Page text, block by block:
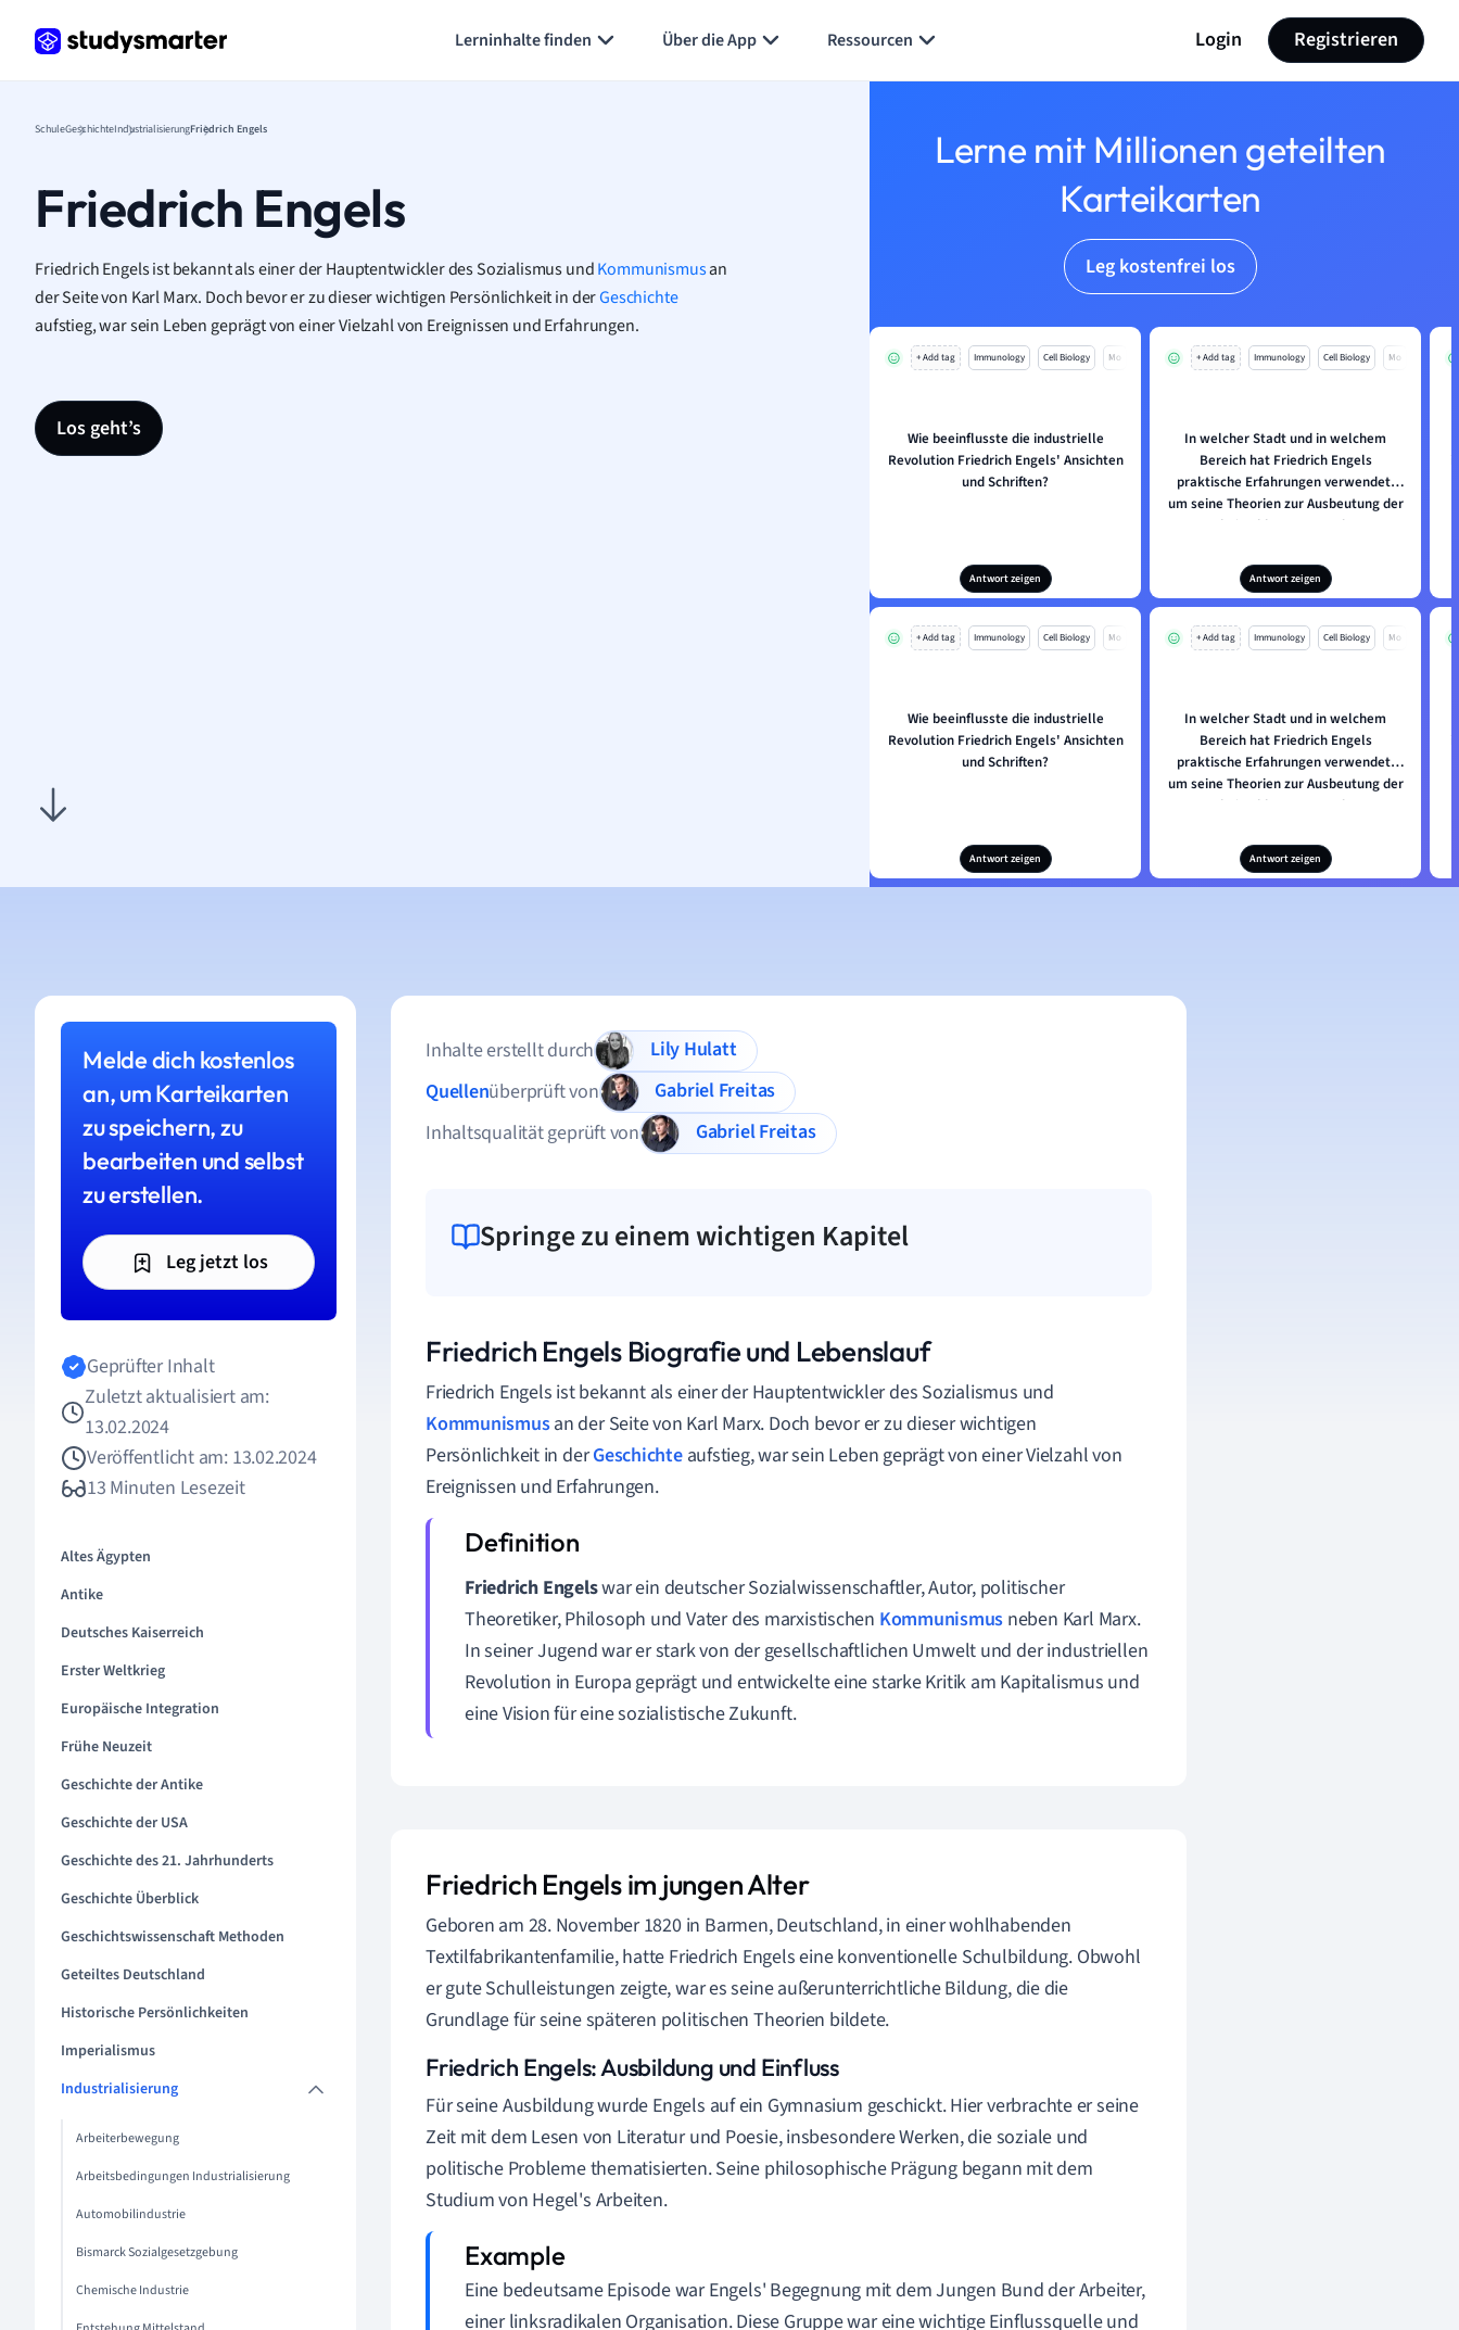
Lerninhalte finden Über die App Ressourcen Login Registrieren
SchuleGeschichteIndustrialisierungFriedrich Engels
Friedrich Engels
Friedrich Engels ist bekannt als einer der Hauptentwickler des Sozialismus undKommunismusan
der Seite von Karl Marx. Doch bevor er zu dieser wichtigen Persönlichkeit in derGeschichte
aufstieg, war sein Leben geprägt von einer Vielzahl von Ereignissen und Erfahrungen.
Los geht’s
Lerne mit Millionen geteilten
Karteikarten
Leg kostenfrei los
+ Add tag Immunology Cell Biology Mo
Wie beeinflusste die industrielle
Revolution Friedrich Engels' Ansichten
und Schriften?
Antwort zeigen
+ Add tag Immunology Cell Biology Mo
In welcher Stadt und in welchem
Bereich hat Friedrich Engels
praktische Erfahrungen verwendet,
um seine Theorien zur Ausbeutung der
Arbeiterklasse unter dem
entwickeln?
Antwort zeigen
+ Add tag Immunology Cell Biology Mo
Wie beeinflusste die industrielle
Revolution Friedrich Engels' Ansichten
und Schriften?
Antwort zeigen
+ Add tag Immunology Cell Biology Mo
In welcher Stadt und in welchem
Bereich hat Friedrich Engels
praktische Erfahrungen verwendet,
um seine Theorien zur Ausbeutung der
Arbeiterklasse unter dem
entwickeln?
Antwort zeigen
Melde dich kostenlos
an, um Karteikarten
zu speichern, zu
bearbeiten und selbst
zu erstellen.
Leg jetzt los
Geprüfter Inhalt
Zuletzt aktualisiert am:
13.02.2024
Veröffentlicht am: 13.02.2024
13 Minuten Lesezeit
Altes Ägypten
Antike
Deutsches Kaiserreich
Erster Weltkrieg
Europäische Integration
Frühe Neuzeit
Geschichte der Antike
Geschichte der USA
Geschichte des 21. Jahrhunderts
Geschichte Überblick
Geschichtswissenschaft Methoden
Geteiltes Deutschland
Historische Persönlichkeiten
Imperialismus
Industrialisierung
Arbeiterbewegung
Arbeitsbedingungen Industrialisierung
Automobilindustrie
Bismarck Sozialgesetzgebung
Chemische Industrie
Inhalte erstellt durch
Lily Hulatt
Quellenüberprüft von
Gabriel Freitas
Inhaltsqualität geprüft von
Gabriel Freitas
Springe zu einem wichtigen Kapitel
Friedrich Engels Biografie und Lebenslauf
Friedrich Engels ist bekannt als einer der Hauptentwickler des Sozialismus und
Kommunismusan der Seite von Karl Marx. Doch bevor er zu dieser wichtigen
Persönlichkeit in derGeschichteaufstieg, war sein Leben geprägt von einer Vielzahl von
Ereignissen und Erfahrungen.
Friedrich Engelswar ein deutscher Sozialwissenschaftler, Autor, politischer
Theoretiker, Philosoph und Vater des marxistischen Kommunismus neben Karl Marx.
In seiner Jugend war er stark von der gesellschaftlichen Umwelt und der industriellen
Revolution in Europa geprägt und entwickelte eine starke Kritik am Kapitalismus und
eine Vision für eine sozialistische Zukunft.
Friedrich Engels im jungen Alter
Geboren am 28. November 1820 in Barmen, Deutschland, in einer wohlhabenden
Textilfabrikantenfamilie, hatte Friedrich Engels eine konventionelle Schulbildung. Obwohl
er gute Schulleistungen zeigte, war es seine außerunterrichtliche Bildung, die die
Grundlage für seine späteren politischen Theorien bildete.
Friedrich Engels: Ausbildung und Einfluss
Für seine Ausbildung wurde Engels auf ein Gymnasium geschickt. Hier verbrachte er seine
Zeit mit dem Lesen von Literatur und Poesie, insbesondere Werken, die soziale und
politische Probleme thematisierten. Seine philosophische Prägung begann mit dem
Studium von Hegel's Arbeiten.
Eine bedeutsame Episode war Engels' Begegnung mit dem Jungen Bund der Arbeiter,
einer linksradikalen Organisation. Diese Gruppe war eine wichtige Einflussquelle und